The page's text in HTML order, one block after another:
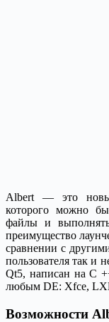
Albert — это
которого можно
файлы и
преимущество
сравнении с
пользователя так и
Qt5, написан на C
любым DE: Xfce,
Возможности